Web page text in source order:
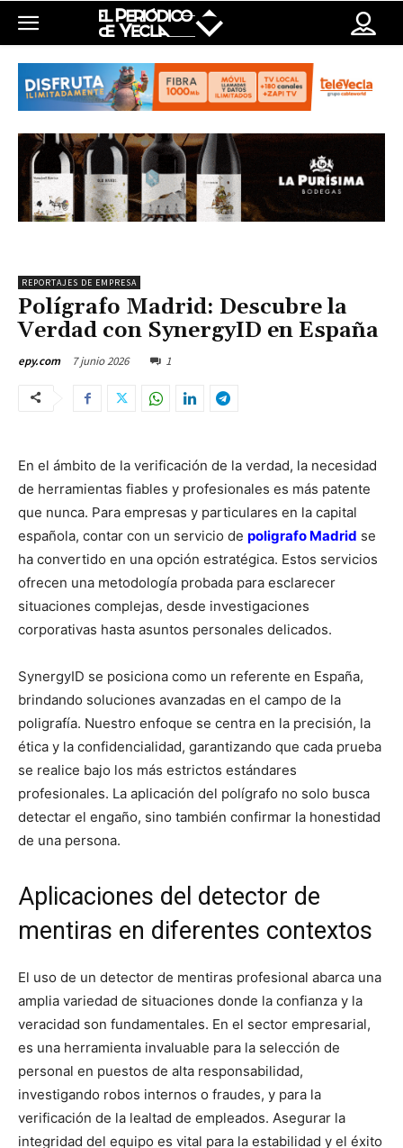
REPORTAJES DE EMPRESA
Polígrafo Madrid: Descubre la
Verdad con SynergyID en España
epy.com 7 junio 2026 1
En el ámbito de la verificación de la verdad, la necesidad
de herramientas fiables y profesionales es más patente
que nunca. Para empresas y particulares en la capital
española, contar con un servicio de poligrafo Madrid se
ha convertido en una opción estratégica. Estos servicios
ofrecen una metodología probada para esclarecer
situaciones complejas, desde investigaciones
corporativas hasta asuntos personales delicados.
SynergyID se posiciona como un referente en España,
brindando soluciones avanzadas en el campo de la
poligrafía. Nuestro enfoque se centra en la precisión, la
ética y la confidencialidad, garantizando que cada prueba
se realice bajo los más estrictos estándares
profesionales. La aplicación del polígrafo no solo busca
detectar el engaño, sino también confirmar la honestidad
de una persona.
Aplicaciones del detector de
mentiras en diferentes contextos
El uso de un detector de mentiras profesional abarca una
amplia variedad de situaciones donde la confianza y la
veracidad son fundamentales. En el sector empresarial,
es una herramienta invaluable para la selección de
personal en puestos de alta responsabilidad,
investigando robos internos o fraudes, y para la
verificación de la lealtad de empleados. Asegurar la
integridad del equipo es vital para la estabilidad y el éxito